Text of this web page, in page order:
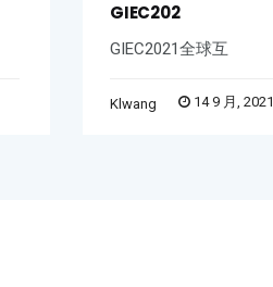
GIEC202
GIEC2021全球互
Klwang 14 9 月, 2021